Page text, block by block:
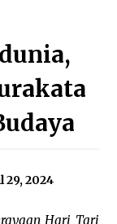
Inovasi dan
Barito Utara
Ilegal
29, 2024
Hari Tari